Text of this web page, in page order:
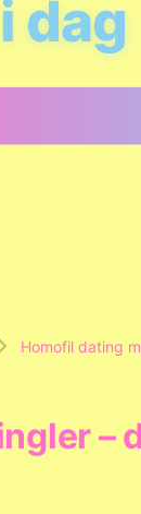
dag
Homofil dating
–